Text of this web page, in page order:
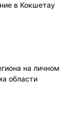
в Кокшетау
на личном
области